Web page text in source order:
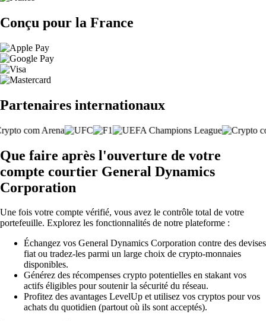
Conçu pour la France
Partenaires internationaux
Que faire après l'ouverture de votre
compte courtier General Dynamics
Corporation
Une fois votre compte vérifié, vous avez le contrôle total de votre
portefeuille. Explorez les fonctionnalités de notre plateforme :
Échangez vos General Dynamics Corporation contre des devises
fiat ou tradez-les parmi un large choix de crypto-monnaies
disponibles.
Générez des récompenses crypto potentielles en stakant vos
actifs éligibles pour soutenir la sécurité du réseau.
Profitez des avantages LevelUp et utilisez vos cryptos pour vos
achats du quotidien (partout où ils sont acceptés).